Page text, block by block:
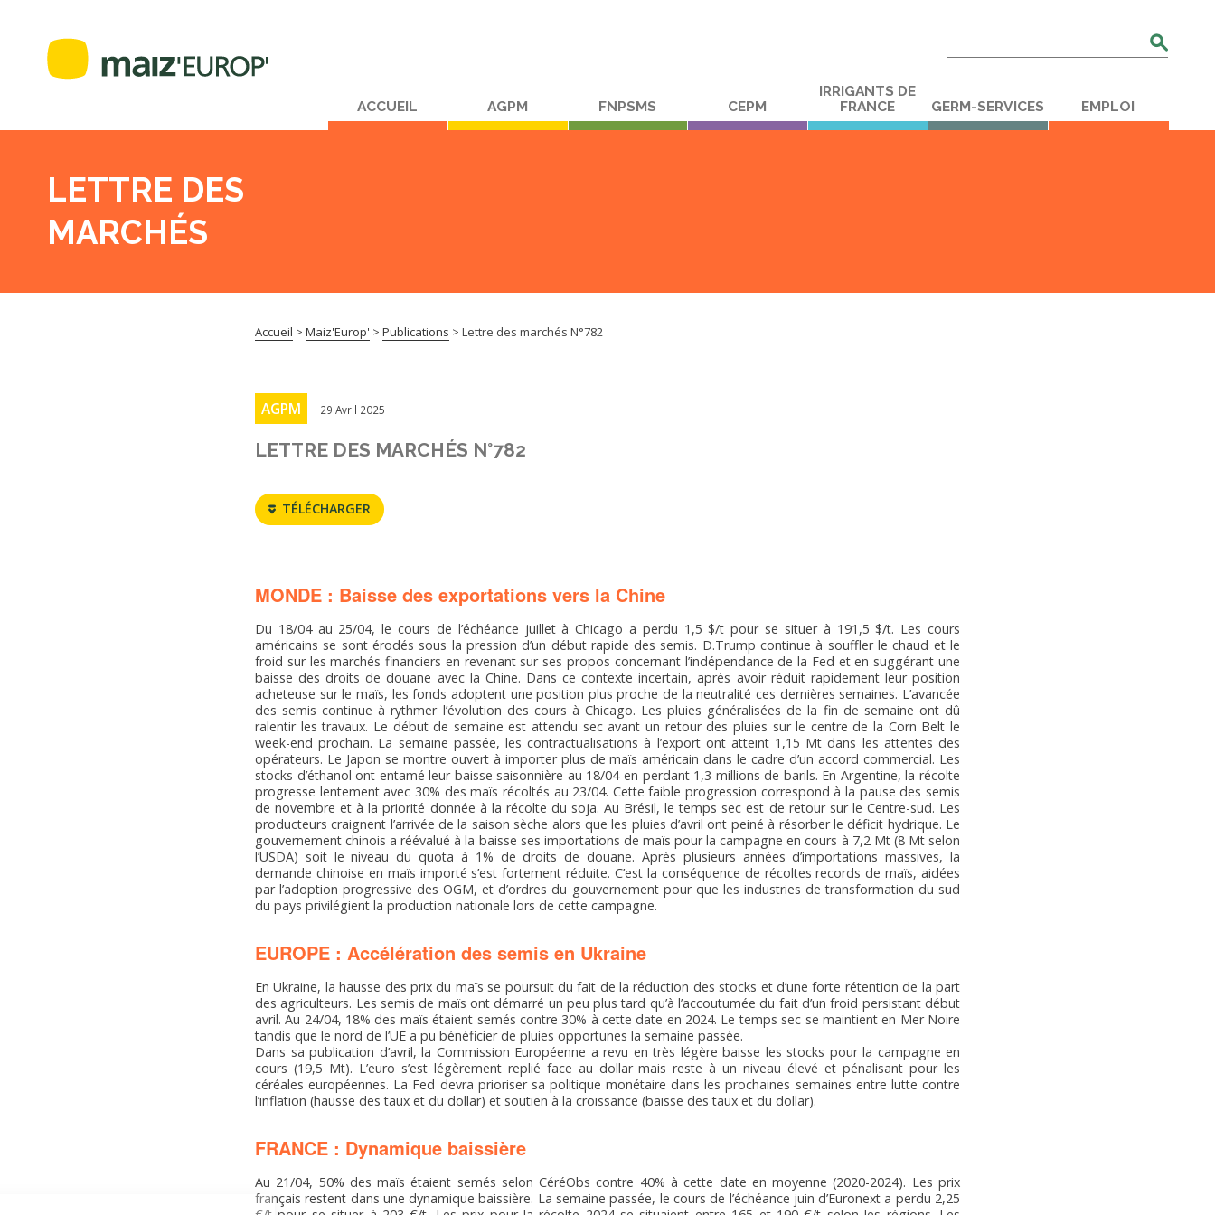
:
ACCUEIL AGPM FNPSMS CEPM
IRRIGANTS DE
FRANCE
GERM-SERVICES EMPLOI
LETTRE DES
MARCHÉS
Accueil > Maiz'Europ' > Publications > Lettre des marchés N°782
AGPM 29 Avril 2025
LETTRE DES MARCHÉS N°782
TÉLÉCHARGER
MONDE : Baisse des exportations vers la Chine
Du 18/04 au 25/04, le cours de l’échéance juillet à Chicago a perdu 1,5 $/t pour se situer à 191,5 $/t. Les cours
américains se sont érodés sous la pression d’un début rapide des semis. D.Trump continue à souffler le chaud et le
froid sur les marchés financiers en revenant sur ses propos concernant l’indépendance de la Fed et en suggérant une
baisse des droits de douane avec la Chine. Dans ce contexte incertain, après avoir réduit rapidement leur position
acheteuse sur le maïs, les fonds adoptent une position plus proche de la neutralité ces dernières semaines. L’avancée
des semis continue à rythmer l’évolution des cours à Chicago. Les pluies généralisées de la fin de semaine ont dû
ralentir les travaux. Le début de semaine est attendu sec avant un retour des pluies sur le centre de la Corn Belt le
week-end prochain. La semaine passée, les contractualisations à l’export ont atteint 1,15 Mt dans les attentes des
opérateurs. Le Japon se montre ouvert à importer plus de maïs américain dans le cadre d’un accord commercial. Les
stocks d’éthanol ont entamé leur baisse saisonnière au 18/04 en perdant 1,3 millions de barils. En Argentine, la récolte
progresse lentement avec 30% des maïs récoltés au 23/04. Cette faible progression correspond à la pause des semis
de novembre et à la priorité donnée à la récolte du soja. Au Brésil, le temps sec est de retour sur le Centre-sud. Les
producteurs craignent l’arrivée de la saison sèche alors que les pluies d’avril ont peiné à résorber le déficit hydrique. Le
gouvernement chinois a réévalué à la baisse ses importations de maïs pour la campagne en cours à 7,2 Mt (8 Mt selon
l’USDA) soit le niveau du quota à 1% de droits de douane. Après plusieurs années d’importations massives, la
demande chinoise en maïs importé s’est fortement réduite. C’est la conséquence de récoltes records de maïs, aidées
par l’adoption progressive des OGM, et d’ordres du gouvernement pour que les industries de transformation du sud
du pays privilégient la production nationale lors de cette campagne.
EUROPE : Accélération des semis en Ukraine
En Ukraine, la hausse des prix du maïs se poursuit du fait de la réduction des stocks et d’une forte rétention de la part
des agriculteurs. Les semis de maïs ont démarré un peu plus tard qu’à l’accoutumée du fait d’un froid persistant début
avril. Au 24/04, 18% des maïs étaient semés contre 30% à cette date en 2024. Le temps sec se maintient en Mer Noire
tandis que le nord de l’UE a pu bénéficier de pluies opportunes la semaine passée.
Dans sa publication d’avril, la Commission Européenne a revu en très légère baisse les stocks pour la campagne en
cours (19,5 Mt). L’euro s’est légèrement replié face au dollar mais reste à un niveau élevé et pénalisant pour les
céréales européennes. La Fed devra prioriser sa politique monétaire dans les prochaines semaines entre lutte contre
l’inflation (hausse des taux et du dollar) et soutien à la croissance (baisse des taux et du dollar).
FRANCE : Dynamique baissière
Au 21/04, 50% des maïs étaient semés selon CéréObs contre 40% à cette date en moyenne (2020-2024). Les prix
français restent dans une dynamique baissière. La semaine passée, le cours de l’échéance juin d’Euronext a perdu 2,25